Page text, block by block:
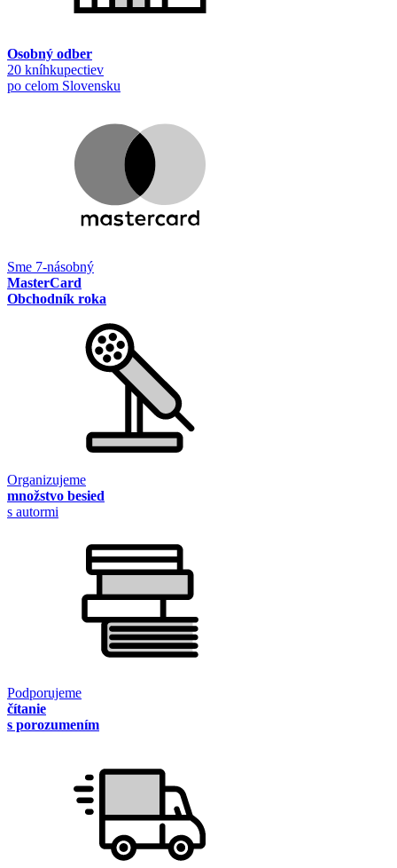
Osobný odber
20 kníhkupectiev
po celom Slovensku
Sme 7-násobný
MasterCard
Obchodník roka
Organizujeme
množstvo besied
s autormi
Podporujeme
čítanie
s porozumením